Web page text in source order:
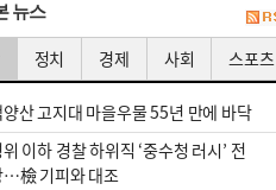
뉴스
정치 경제 사회 스포츠
양산 고지대 마을우물 55년 만에 바닥
이하 경찰 하위직 ‘중수청 러시’ 전
…檢 기피와 대조